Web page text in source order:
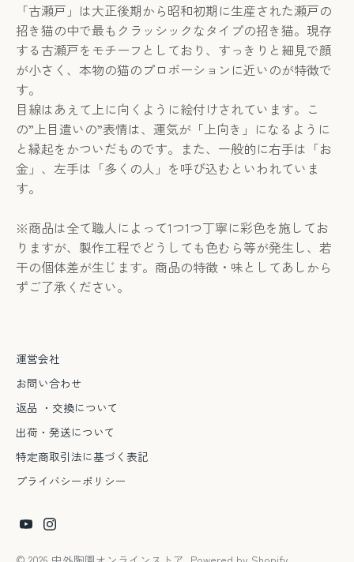
「古瀬戸」は大正後期から昭和初期に生産された瀬戸の
招き猫の中で最もクラッシックなタイプの招き猫。現存
する古瀬戸をモチーフとしており、すっきりと細見で顔
が小さく、本物の猫のプロポーションに近いのが特徴で
す。
目線はあえて上に向くように絵付けされています。こ
の”上目遣いの”表情は、運気が「上向き」になるように
と縁起をかついだものです。また、一般的に右手は「お
金」、左手は「多くの人」を呼び込むといわれていま
す。
※商品は全て職人によって1つ1つ丁寧に彩色を施してお
りますが、製作工程でどうしても色むら等が発生し、若
干の個体差が生じます。商品の特徴・味としてあしから
ずご了承ください。
運営会社
お問い合わせ
返品 ・交換について
出荷・発送について
特定商取引法に基づく表記
プライバシーポリシー